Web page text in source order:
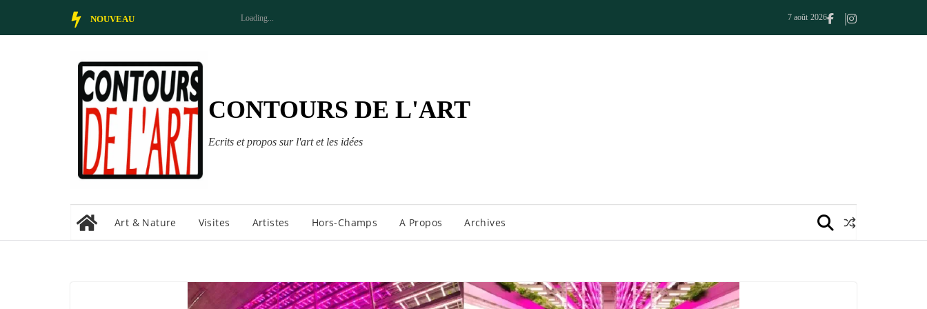
NOUVEAU 7 août 2026
CONTOURS DE L'ART
Ecrits et propos sur l'art et les idées
Art & Nature Visites Artistes Hors-Champs A Propos Archives